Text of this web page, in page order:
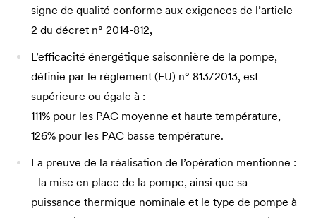
signe de qualité conforme aux exigences de l’article
2 du décret n° 2014-812,
L’efficacité énergétique saisonnière de la pompe,
définie par le règlement (EU) n° 813/2013, est
supérieure ou égale à :
111% pour les PAC moyenne et haute température,
126% pour les PAC basse température.
La preuve de la réalisation de l’opération mentionne :
- la mise en place de la pompe, ainsi que sa
puissance thermique nominale et le type de pompe à